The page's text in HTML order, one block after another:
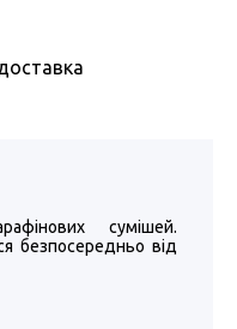
сумішей.
безпосередньо від